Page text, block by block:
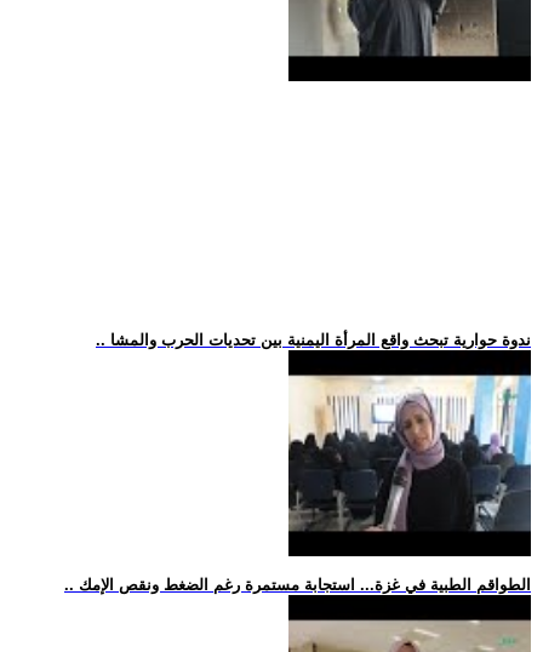
.. ندوة حوارية تبحث واقع المرأة اليمنية بين تحديات الحرب والمشا
.. الطواقم الطبية في غزة... استجابة مستمرة رغم الضغط ونقص الإمك